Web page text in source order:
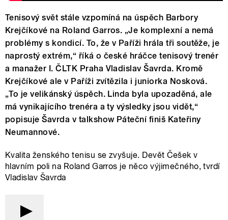
Tenisový svět stále vzpomíná na úspěch Barbory
Krejčíkové na Roland Garros. „Je komplexní a nemá
problémy s kondicí. To, že v Paříži hrála tři soutěže, je
naprostý extrém,“ říká o české hráčce tenisový trenér
a manažer I. ČLTK Praha Vladislav Šavrda. Kromě
Krejčíkové ale v Paříži zvítězila i juniorka Nosková.
„To je velikánský úspěch. Linda byla upozaděná, ale
má vynikajícího trenéra a ty výsledky jsou vidět,“
popisuje Šavrda v talkshow Páteční finiš Kateřiny
Neumannové.
Kvalita ženského tenisu se zvyšuje. Devět Češek v
hlavním poli na Roland Garros je něco výjimečného, tvrdí
Vladislav Šavrda